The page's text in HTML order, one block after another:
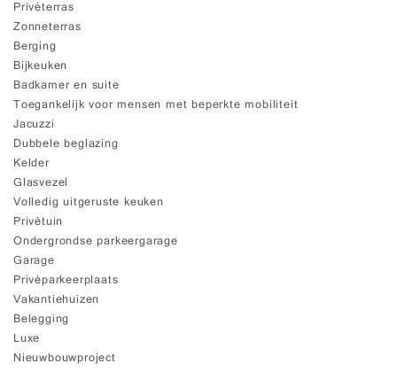
Privéterras
Zonneterras
Berging
Bijkeuken
Badkamer en suite
Toegankelijk voor mensen met beperkte mobiliteit
Jacuzzi
Dubbele beglazing
Kelder
Glasvezel
Volledig uitgeruste keuken
Privétuin
Ondergrondse parkeergarage
Garage
Privéparkeerplaats
Vakantiehuizen
Belegging
Luxe
Nieuwbouwproject